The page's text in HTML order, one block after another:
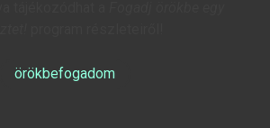
örökbefogadom